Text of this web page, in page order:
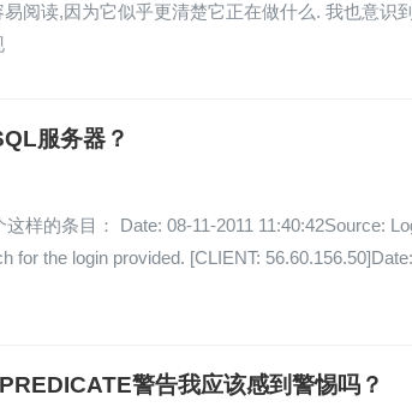
阅读,因为它似乎更清楚它正在做什么. 我也意识
服务器？
样的条目： Date: 08-11-2011 11:40:42Source:
for the login provided. [CLIENT:
警告我应该感到警惕吗？